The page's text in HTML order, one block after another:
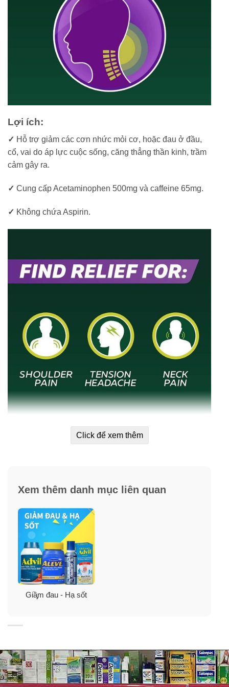
Lợi ích:
✓ Hỗ trợ giảm các cơn nhức mỏi cơ, hoặc đau ở đầu,
cổ, vai do áp lực cuộc sống, căng thẳng thần kinh, trầm
cảm gây ra.
✓ Cung cấp Acetaminophen 500mg và caffeine 65mg.
✓ Không chứa Aspirin.
Caffeine 65 mg
Thành phần khác: Benzoic Acid, D&C Red No. 27
Aluminum Lake, Fd&C Blue No. 2 Aluminum Lake,
Fd&C Yellow No. 6 Aluminum Lake, Magnesium
Stearate, Microcrystalline Cellulose, Polyethylene
Glycol, Polyvinyl Alcohol, Povidone, Pregelatinized
Click để xem thêm
Xem thêm danh mục liên quan
Giầ̡m đau - Hạ sốt